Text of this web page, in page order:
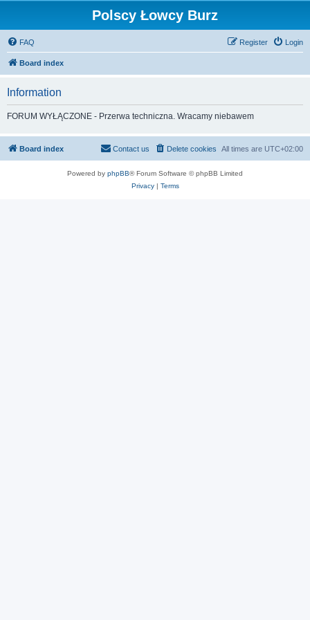
Polscy Łowcy Burz
FAQ Login
Register
Board index
Information
FORUM WYŁĄCZONE - Przerwa techniczna. Wracamy niebawem
Board index All times are UTC+02:00
Delete cookies
Contact us
Powered by phpBB® Forum Software © phpBB Limited
Privacy| Terms